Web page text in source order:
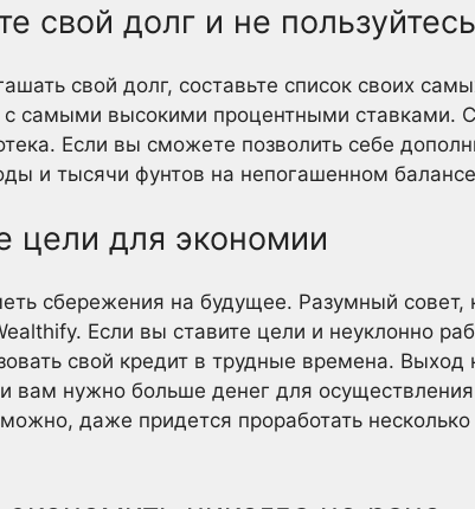
свой долг и не
свой долг, составьте список своих
с самыми высокими процентными ставками.
Если вы сможете позволить себе
и тысячи фунтов на непогашенном
цели для экономии
сбережения на будущее. Разумный
Если вы ставите цели и неуклонно
свой кредит в трудные времена.
вам нужно больше денег для
даже придется проработать